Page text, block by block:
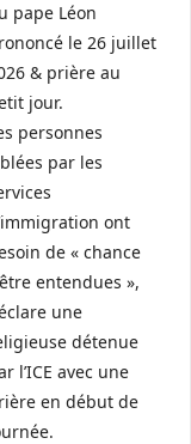
pape Léon
le 26 juillet
& prière au
jour.
personnes
par les
ont
de « chance
entendues »,
une
détenue
l’ICE avec une
en début de